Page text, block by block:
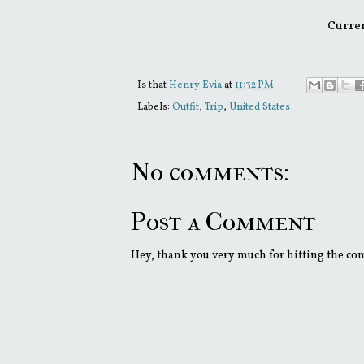
Is that Henry Eviaat11:32 PM
Labels: Outfit, Trip, United States
No comments:
Post a Comment
Hey, thank you very much for hitting the